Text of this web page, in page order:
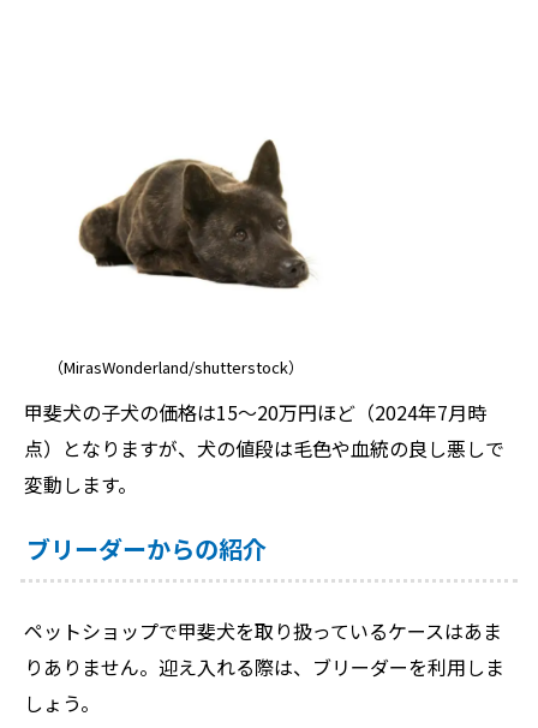
（MirasWonderland/shutterstock）
甲斐犬の子犬の価格は15～20万円ほど（2024年7月時
点）となりますが、犬の値段は毛色や血統の良し悪しで
変動します。
ブリーダーからの紹介
ペットショップで甲斐犬を取り扱っているケースはあま
りありません。迎え入れる際は、ブリーダーを利用しま
しょう。